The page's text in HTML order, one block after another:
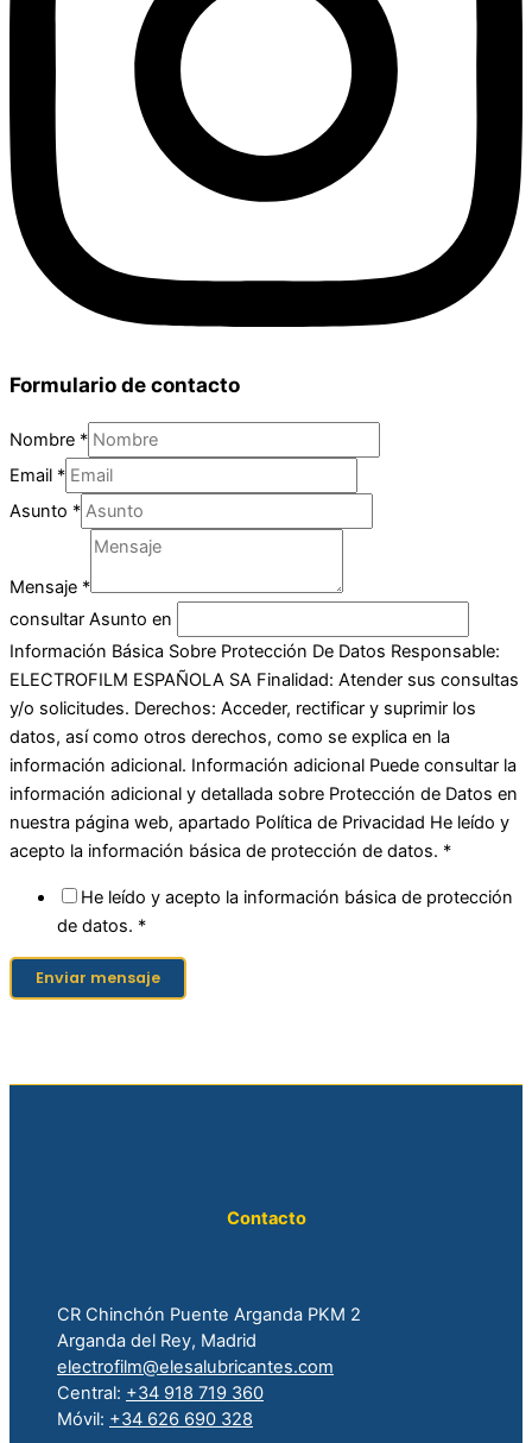
Formulario de contacto
Nombre *
Email *
Asunto *
Mensaje *
consultar Asunto en
Información Básica Sobre Protección De Datos Responsable:
ELECTROFILM ESPAÑOLA SA Finalidad: Atender sus consultas
y/o solicitudes. Derechos: Acceder, rectificar y suprimir los
datos, así como otros derechos, como se explica en la
información adicional. Información adicional Puede consultar la
información adicional y detallada sobre Protección de Datos en
nuestra página web, apartado Política de Privacidad He leído y
acepto la información básica de protección de datos. *
He leído y acepto la información básica de protección
de datos. *
Enviar mensaje
Contacto
CR Chinchón Puente Arganda PKM 2
Arganda del Rey, Madrid
electrofilm@elesalubricantes.com
Central: +34 918 719 360
Móvil: +34 626 690 328